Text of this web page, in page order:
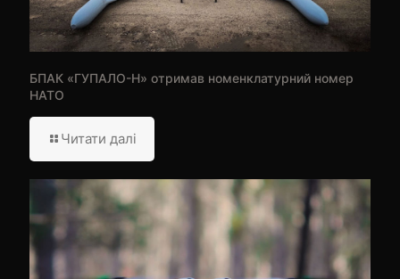
БПАК «ГУПАЛО-Н» отримав номенклатурний номер
НАТО
Читати далі